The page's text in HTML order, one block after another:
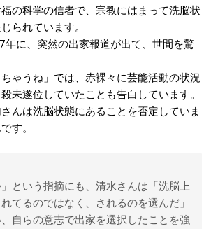
の科学の信者で、宗教にはまって洗脳状
られています。
年に、突然の出家報道が出て、世間を驚
ゃうね」では、赤裸々に芸能活動の状況
未遂位していたことも告白しています。
んは洗脳状態にあることを否定していま
す。
」という指摘にも、清水さんは「洗脳上
てるのではなく、されるのを選んだ」
自らの意志で出家を選択したことを強